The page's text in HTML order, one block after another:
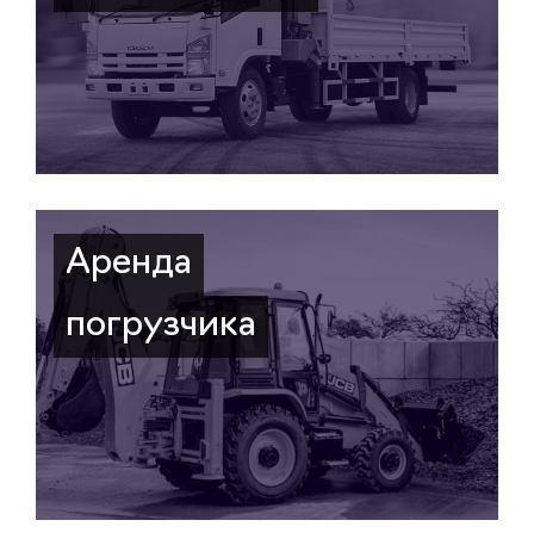
Аренда
погрузчика